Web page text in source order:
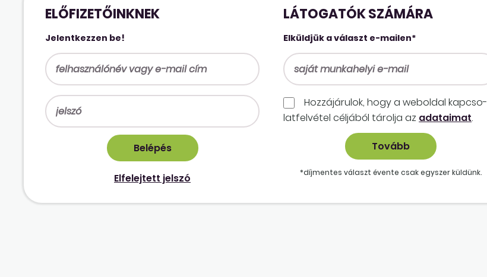
ELŐFIZETŐINKNEK
Jelentkezzen be!
Elfelejtett jelszó
LÁTOGATÓK SZÁMÁRA
Elküldjük a választ e-mailen*
Hozzájárulok, hogy a weboldal kapcso­
lat­felvétel céljából tárolja az adataimat.
*díjmentes választ évente csak egyszer küldünk.